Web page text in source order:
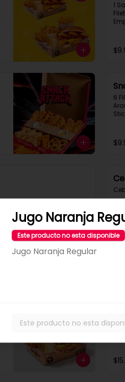
1
6
3
Jugo Naranja
Este producto no esta disponible
Jugo Naranja Regular
Este producto no esta